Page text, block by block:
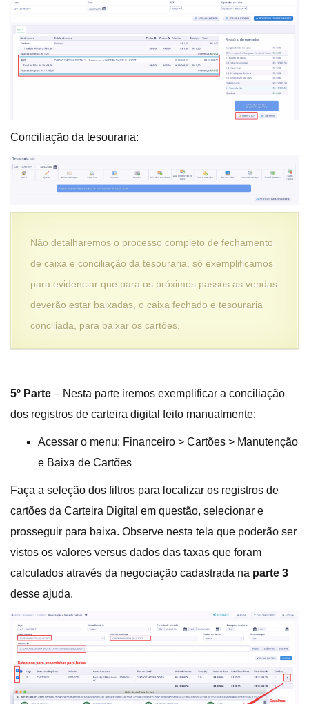
Conciliação da tesouraria:
Não detalharemos o processo completo de fechamento
de caixa e conciliação da tesouraria, só exemplificamos
para evidenciar que para os próximos passos as vendas
deverão estar baixadas, o caixa fechado e tesouraria
conciliada, para baixar os cartões.
5º Parte – Nesta parte iremos exemplificar a conciliação
dos registros de carteira digital feito manualmente:
Acessar o menu: Financeiro > Cartões > Manutenção
e Baixa de Cartões
Faça a seleção dos filtros para localizar os registros de
cartões da Carteira Digital em questão, selecionar e
prosseguir para baixa. Observe nesta tela que poderão ser
vistos os valores versus dados das taxas que foram
calculados através da negociação cadastrada na parte 3
desse ajuda.